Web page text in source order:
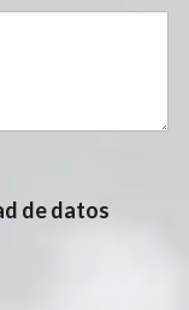
de datos